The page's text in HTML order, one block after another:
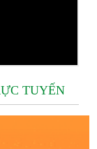
TUYẾN